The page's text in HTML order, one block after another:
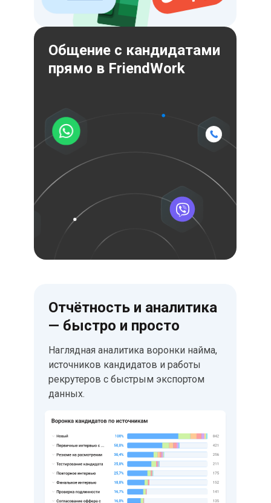
Общение с кандидатами
прямо в FriendWork
Отчётность и аналитика
— быстро и просто
Наглядная аналитика воронки найма,
источников кандидатов и работы
рекрутеров с быстрым экспортом
данных.